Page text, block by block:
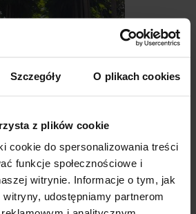
Szczegóły O plikach cookies
z plików cookie
cookie do spersonalizowania treści
funkcje społecznościowe i
witrynie. Informacje o tym, jak
udostępniamy partnerom
catalpy